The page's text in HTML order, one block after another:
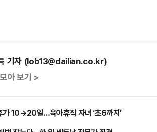
기자 (lob13@dailian.co.kr)
아 보기 >
가 10→20일…육아휴직 자녀 ‘초6까지’